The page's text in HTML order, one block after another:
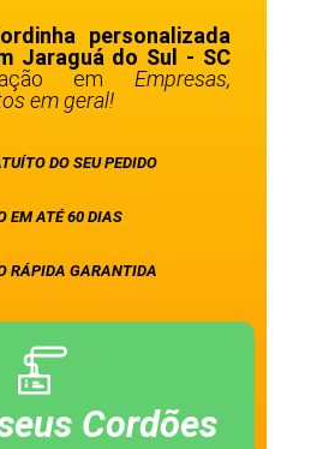
personalizada
Jaraguá do Sul - SC
em Empresas,
em geral!
DO SEU PEDIDO
EM ATÉ 60 DIAS
RÁPIDA GARANTIDA
Cordões